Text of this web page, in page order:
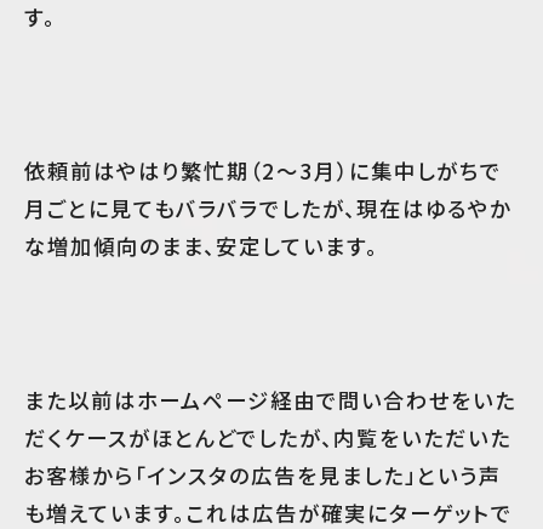
す。
依頼前はやはり繁忙期（2〜3月）に集中しがちで
月ごとに見てもバラバラでしたが、現在はゆるやか
な増加傾向のまま、安定しています。
また以前はホームページ経由で問い合わせをいた
だくケースがほとんどでしたが、内覧をいただいた
お客様から「インスタの広告を見ました」という声
も増えています。これは広告が確実にターゲットで